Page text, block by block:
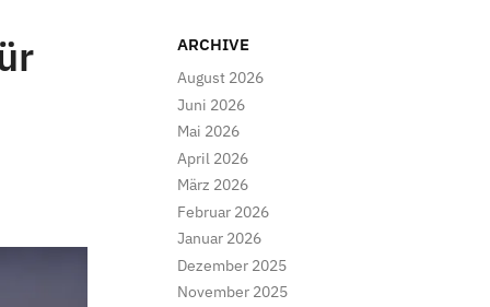
ARCHIVE
August 2026
Juni 2026
Mai 2026
April 2026
März 2026
Februar 2026
Januar 2026
Dezember 2025
November 2025